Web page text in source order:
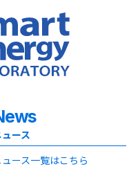
ュース
ュース一覧はこちら